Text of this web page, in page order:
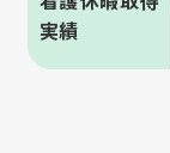
実績